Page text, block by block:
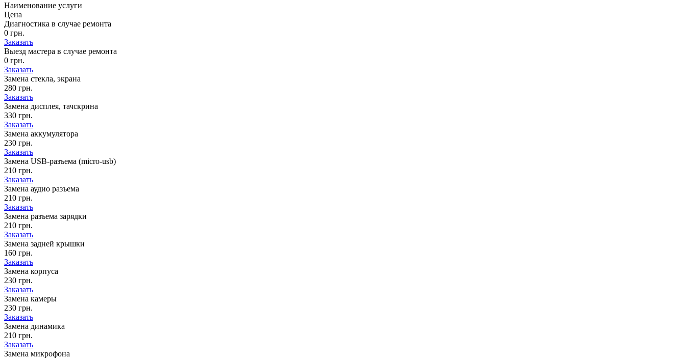
Наименование услуги
Цена
Диагностика в случае ремонта
0 грн.
Заказать
Выезд мастера в случае ремонта
0 грн.
Заказать
Замена стекла, экрана
280 грн.
Заказать
Замена дисплея, тачскрина
330 грн.
Заказать
Замена аккумулятора
230 грн.
Заказать
Замена USB-разъема (micro-usb)
210 грн.
Заказать
Замена аудио разъема
210 грн.
Заказать
Замена разъема зарядки
210 грн.
Заказать
Замена задней крышки
160 грн.
Заказать
Замена корпуса
230 грн.
Заказать
Замена камеры
230 грн.
Заказать
Замена динамика
210 грн.
Заказать
Замена микрофона